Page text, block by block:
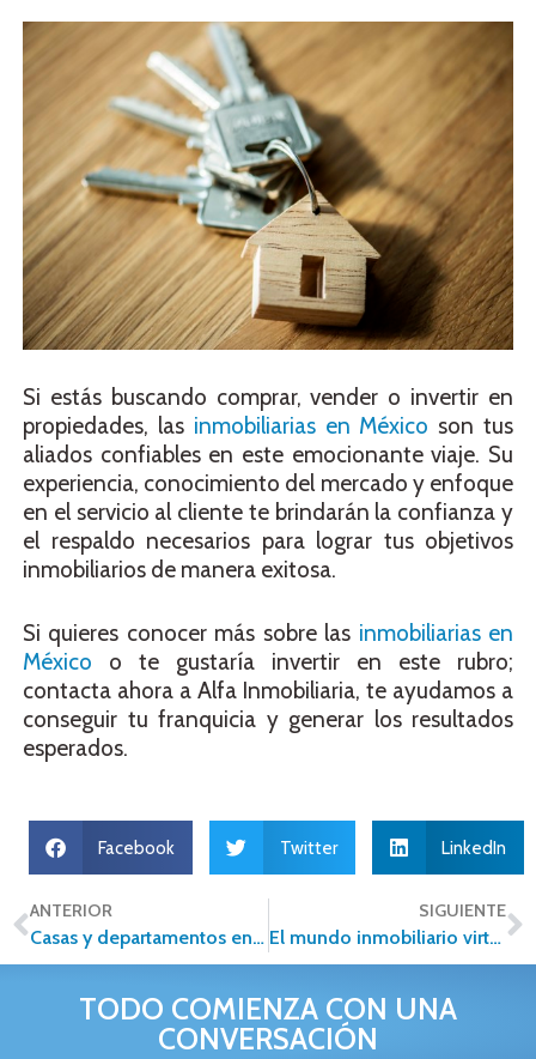
Si estás buscando comprar, vender o invertir en
propiedades, las inmobiliarias en México son tus
aliados confiables en este emocionante viaje. Su
experiencia, conocimiento del mercado y enfoque
en el servicio al cliente te brindarán la confianza y
el respaldo necesarios para lograr tus objetivos
inmobiliarios de manera exitosa.
Si quieres conocer más sobre las inmobiliarias en
México o te gustaría invertir en este rubro;
contacta ahora a Alfa Inmobiliaria, te ayudamos a
conseguir tu franquicia y generar los resultados
esperados.
Facebook Twitter LinkedIn
ANTERIOR
Casas y departamentos en venta, ¡encuéntralos en Alfa Inmobiliaria!
SIGUIENTE
El mundo inmobiliario virtual pierde su encanto: tres lecciones para aprender
TODO COMIENZA CON UNA
CONVERSACIÓN